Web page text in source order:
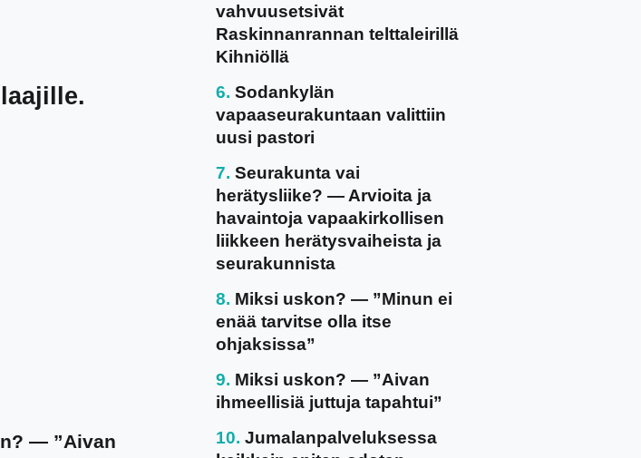
— ”Aivan
vahvuusetsivät
Raskinnanrannan telttaleirillä
Kihniöllä
Sodankylän
vapaaseurakuntaan valittiin
uusi pastori
Seurakunta vai
herätysliike? — Arvioita ja
havaintoja vapaakirkollisen
liikkeen herätysvaiheista ja
seurakunnista
Miksi uskon? — ”Minun ei
enää tarvitse olla itse
ohjaksissa”
Miksi uskon? — ”Aivan
ihmeellisiä juttuja tapahtui”
Jumalanpalveluksessa